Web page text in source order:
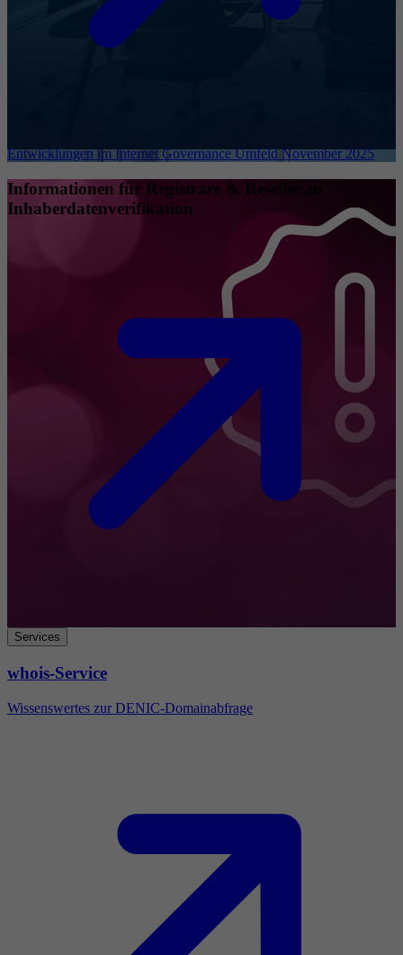
Entwicklungen im Internet Governance Umfeld November 2025
Informationen für Registrare & Reseller zu
Inhaberdatenverifikation
Services
whois-Service
Wissenswertes zur DENIC-Domainabfrage